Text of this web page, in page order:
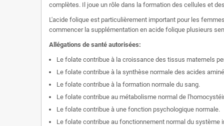
complètes. Il joue un rôle dans la formation des cellules et
L'acide folique est particulièrement important pour les
commencer la supplémentation en acide folique plusieurs
Allégations de santé autorisées:
Le folate contribue à la croissance des tissus maternels
Le folate contribue à la synthèse normale des acides
Le folate contribue à la formation normale du sang.
Le folate contribue au métabolisme normal de
Le folate contribue à une fonction psychologique normale.
Le folate contribue au fonctionnement normal du système